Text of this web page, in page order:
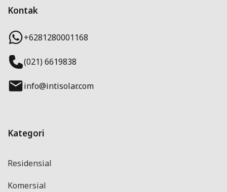
Kontak
+6281280001168
(021) 6619838
info@intisolar.com
Kategori
Residensial
Komersial